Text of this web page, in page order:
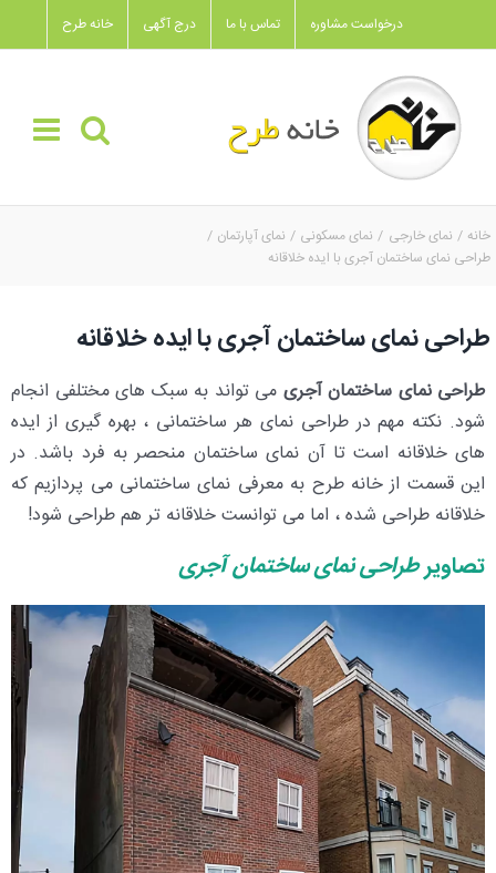
to
content
خانه طرح درج آگهی تماس با ما درخواست مشاوره
خانه نمای خارجی نمای مسکونی
نمای آپارتمان
طراحی نمای ساختمان آجری با ایده خلاقانه
طراحی نمای ساختمان آجری با ایده خلاقانه
طراحی نمای ساختمان آجری می تواند به سبک های مختلفی انجام
شود. نکته مهم در طراحی نمای هر ساختمانی ، بهره گیری از ایده
های خلاقانه است تا آن نمای ساختمان منحصر به فرد باشد. در
این قسمت از خانه طرح به معرفی نمای ساختمانی می پردازیم که
خلاقانه طراحی شده ، اما می توانست خلاقانه تر هم طراحی شود!
تصاویرطراحی نمای ساختمان آجری